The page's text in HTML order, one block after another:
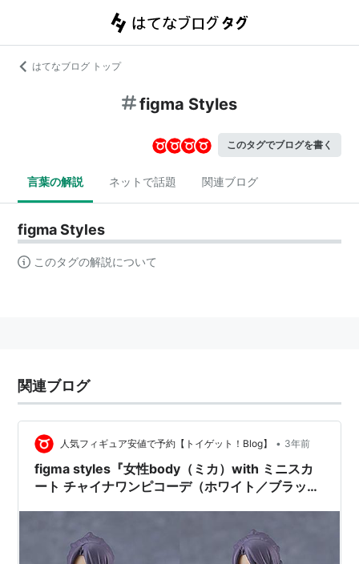
はてなブログ トップ
figma Styles
このタグでブログを書く
言葉の解説 ネットで話題 関連ブログ
figma Styles
このタグの解説について
関連ブログ
人気フィギュア安値で予約【トイゲット！Blog】 • 3年前
figma styles『女性body（ミカ）with ミニスカ
ート チャイナワンピコーデ（ホワイト／ブラッ